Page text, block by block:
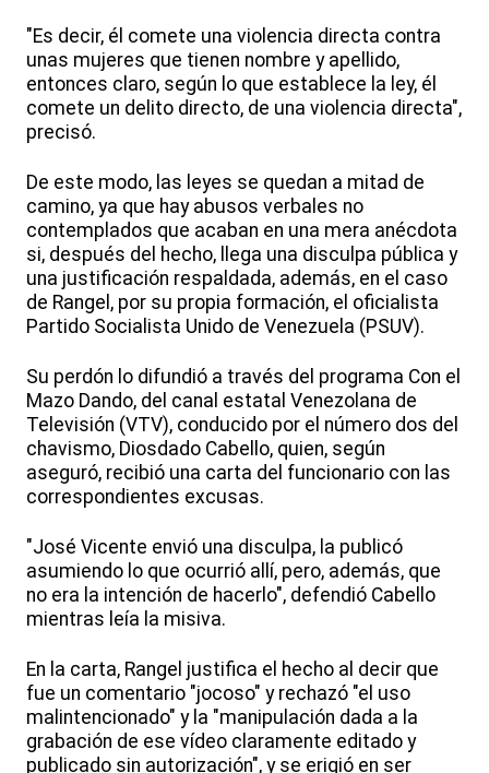
"Es decir, él comete una violencia directa contra
unas mujeres que tienen nombre y apellido,
entonces claro, según lo que establece la ley, él
comete un delito directo, de una violencia directa",
precisó.
De este modo, las leyes se quedan a mitad de
camino, ya que hay abusos verbales no
contemplados que acaban en una mera anécdota
si, después del hecho, llega una disculpa pública y
una justificación respaldada, además, en el caso
de Rangel, por su propia formación, el oficialista
Partido Socialista Unido de Venezuela (PSUV).
Su perdón lo difundió a través del programa Con el
Mazo Dando, del canal estatal Venezolana de
Televisión (VTV), conducido por el número dos del
chavismo, Diosdado Cabello, quien, según
aseguró, recibió una carta del funcionario con las
correspondientes excusas.
"José Vicente envió una disculpa, la publicó
asumiendo lo que ocurrió allí, pero, además, que
no era la intención de hacerlo", defendió Cabello
mientras leía la misiva.
En la carta, Rangel justifica el hecho al decir que
fue un comentario "jocoso" y rechazó "el uso
malintencionado" y la "manipulación dada a la
grabación de ese vídeo claramente editado y
publicado sin autorización", y se erigió en ser